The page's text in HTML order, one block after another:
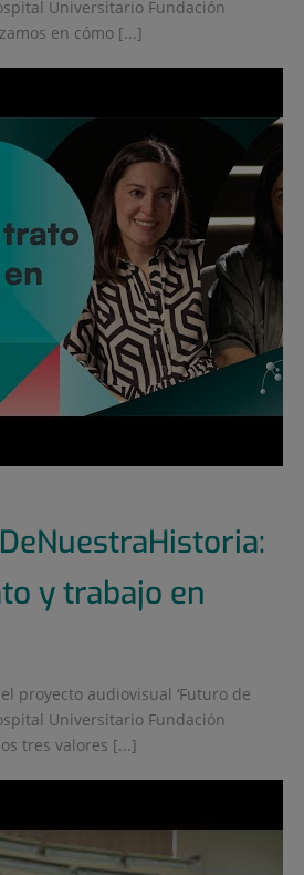
Universitario Fundación
en cómo [...]
y trabajo en
proyecto audiovisual ‘Futuro de
Universitario Fundación
tres valores [...]